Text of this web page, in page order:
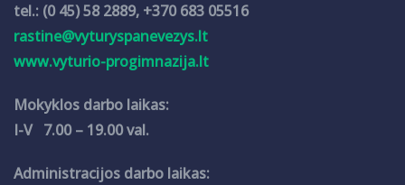
tel.: (0 45) 58 2889, +370 683 05516
rastine@vyturyspanevezys.lt
www.vyturio-progimnazija.lt
Mokyklos darbo laikas:
I-V 7.00 – 19.00 val.
Administracijos darbo laikas: